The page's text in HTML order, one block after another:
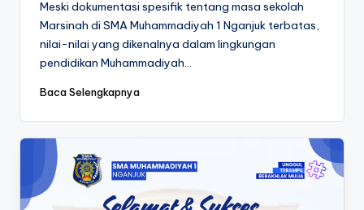
Meski dokumentasi spesifik tentang masa sekolah
Marsinah di SMA Muhammadiyah 1 Nganjuk terbatas,
nilai-nilai yang dikenalnya dalam lingkungan
pendidikan Muhammadiyah…
Baca Selengkapnya